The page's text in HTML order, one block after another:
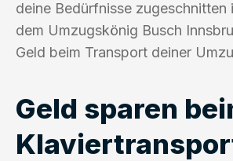
deine Bedürfnisse zugeschnitten
dem Umzugskönig Busch
Geld beim Transport deiner
Geld sparen